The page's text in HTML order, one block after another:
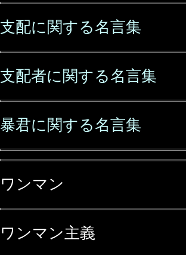
支配に関する名言集
支配者に関する名言集
暴君に関する名言集
ワンマン
ワンマン主義